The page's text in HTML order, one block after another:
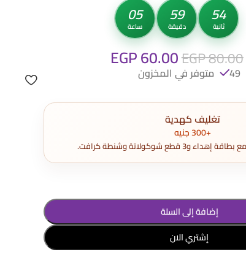
05
ساعة 59
دقيقة 52
ثانية
EGP80.00
EGP60.00
49 متوفر في المخزون
تغليف كهدية
+300 جنيه
قطع شوكولاتة وشنطة كرافت.
إضافة إلى السلة
إشتري الان